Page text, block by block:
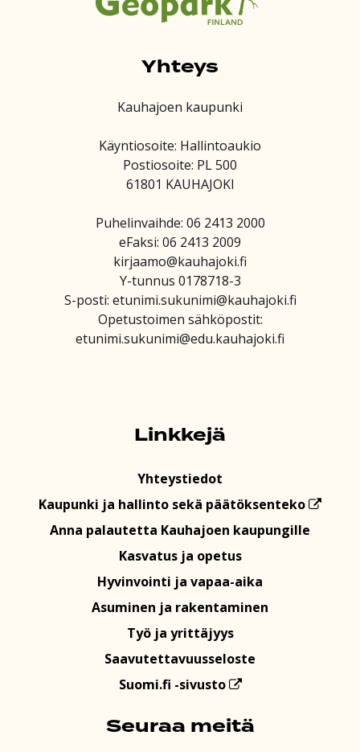
Yhteys
Kauhajoen kaupunki
Käyntiosoite: Hallintoaukio
Postiosoite: PL 500
61801 KAUHAJOKI
Puhelinvaihde: 06 2413 2000
eFaksi: 06 2413 2009
kirjaamo@kauhajoki.fi
Y-tunnus 0178718-3
S-posti: etunimi.sukunimi@kauhajoki.fi
Opetustoimen sähköpostit:
etunimi.sukunimi@edu.kauhajoki.fi
Linkkejä
Yhteystiedot
Kaupunki ja hallinto sekä päätöksenteko
Anna palautetta Kauhajoen kaupungille
Kasvatus ja opetus
Hyvinvointi ja vapaa-aika
Asuminen ja rakentaminen
Työ ja yrittäjyys
Saavutettavuusseloste
Suomi.fi -sivusto
Seuraa meitä